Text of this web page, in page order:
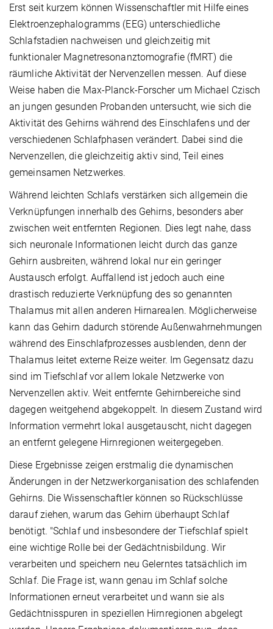
Erst seit kurzem können Wissenschaftler mit Hilfe eines
Elektroenzephalogramms (EEG) unterschiedliche
Schlafstadien nachweisen und gleichzeitig mit
funktionaler Magnetresonanztomografie (fMRT) die
räumliche Aktivität der Nervenzellen messen. Auf diese
Weise haben die Max-Planck-Forscher um Michael Czisch
an jungen gesunden Probanden untersucht, wie sich die
Aktivität des Gehirns während des Einschlafens und der
verschiedenen Schlafphasen verändert. Dabei sind die
Nervenzellen, die gleichzeitig aktiv sind, Teil eines
gemeinsamen Netzwerkes.
Während leichten Schlafs verstärken sich allgemein die
Verknüpfungen innerhalb des Gehirns, besonders aber
zwischen weit entfernten Regionen. Dies legt nahe, dass
sich neuronale Informationen leicht durch das ganze
Gehirn ausbreiten, während lokal nur ein geringer
Austausch erfolgt. Auffallend ist jedoch auch eine
drastisch reduzierte Verknüpfung des so genannten
Thalamus mit allen anderen Hirnarealen. Möglicherweise
kann das Gehirn dadurch störende Außenwahrnehmungen
während des Einschlafprozesses ausblenden, denn der
Thalamus leitet externe Reize weiter. Im Gegensatz dazu
sind im Tiefschlaf vor allem lokale Netzwerke von
Nervenzellen aktiv. Weit entfernte Gehirnbereiche sind
dagegen weitgehend abgekoppelt. In diesem Zustand wird
Information vermehrt lokal ausgetauscht, nicht dagegen
an entfernt gelegene Hirnregionen weitergegeben.
Diese Ergebnisse zeigen erstmalig die dynamischen
Änderungen in der Netzwerkorganisation des schlafenden
Gehirns. Die Wissenschaftler können so Rückschlüsse
darauf ziehen, warum das Gehirn überhaupt Schlaf
benötigt. "Schlaf und insbesondere der Tiefschlaf spielt
eine wichtige Rolle bei der Gedächtnisbildung. Wir
verarbeiten und speichern neu Gelerntes tatsächlich im
Schlaf. Die Frage ist, wann genau im Schlaf solche
Informationen erneut verarbeitet und wann sie als
Gedächtnisspuren in speziellen Hirnregionen abgelegt